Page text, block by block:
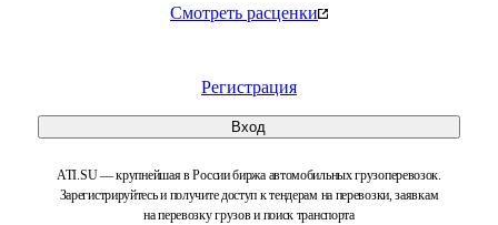
Смотреть расценки
Регистрация
Вход
ATI.SU — крупнейшая в России биржа автомобильных грузоперевозок.
Зарегистрируйтесь и получите доступ к тендерам на перевозки, заявкам
на перевозку грузов и поиск транспорта